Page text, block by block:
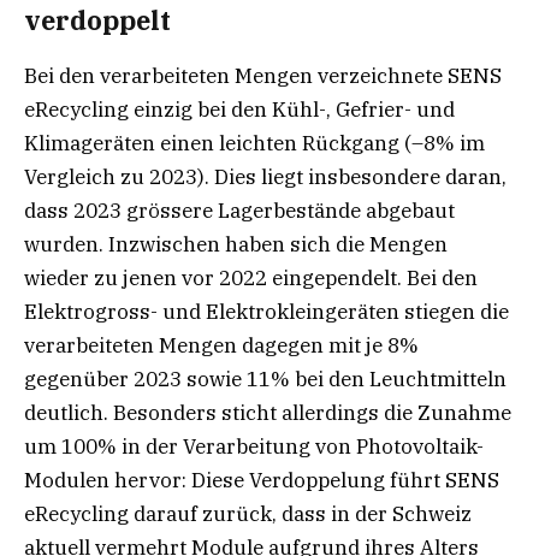
verdoppelt
Bei den verarbeiteten Mengen verzeichnete SENS
eRecycling einzig bei den Kühl-, Gefrier- und
Klimageräten einen leichten Rückgang (–8% im
Vergleich zu 2023). Dies liegt insbesondere daran,
dass 2023 grössere Lagerbestände abgebaut
wurden. Inzwischen haben sich die Mengen
wieder zu jenen vor 2022 eingependelt. Bei den
Elektrogross- und Elektrokleingeräten stiegen die
verarbeiteten Mengen dagegen mit je 8%
gegenüber 2023 sowie 11% bei den Leuchtmitteln
deutlich. Besonders sticht allerdings die Zunahme
um 100% in der Verarbeitung von Photovoltaik-
Modulen hervor: Diese Verdoppelung führt SENS
eRecycling darauf zurück, dass in der Schweiz
aktuell vermehrt Module aufgrund ihres Alters